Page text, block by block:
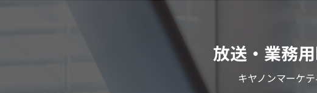
放送・業務
キヤノンマーケ